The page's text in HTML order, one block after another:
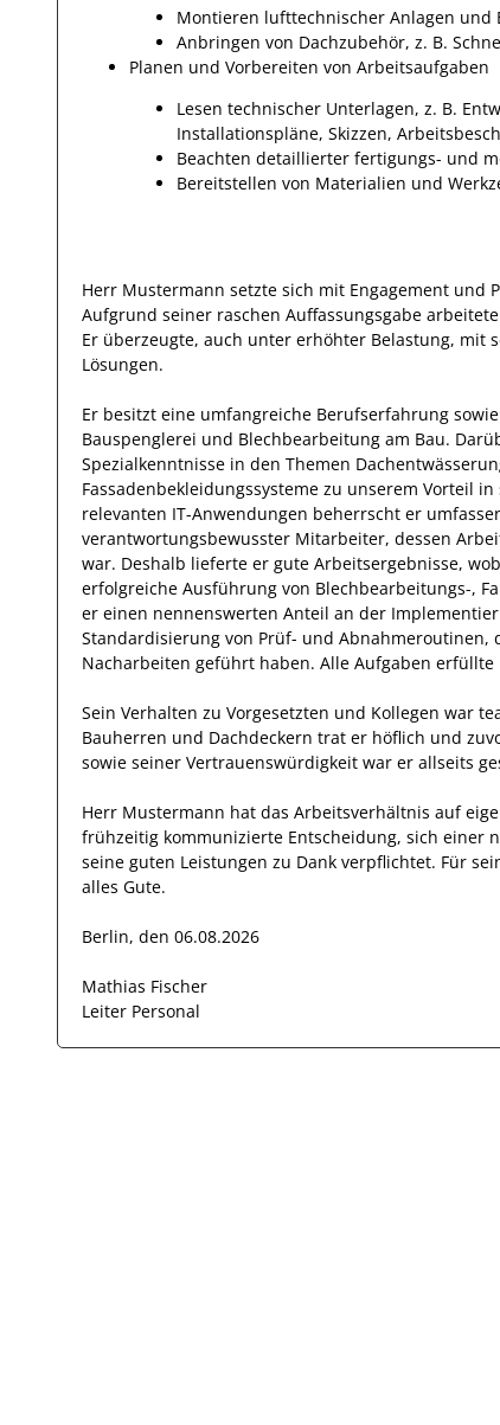
Montieren lufttechnischer Anlagen und
Anbringen von Dachzubehör, z. B.
Planen und Vorbereiten von Arbeitsaufgaben
Lesen technischer Unterlagen, z. B.
Installationspläne, Skizzen,
Beachten detaillierter fertigungs- und
Bereitstellen von Materialien und
Herr Mustermann setzte sich mit Engagement und
Aufgrund seiner raschen Auffassungsgabe arbeitete
Er überzeugte, auch unter erhöhter Belastung, mit
Lösungen.
Er besitzt eine umfangreiche Berufserfahrung
Bauspenglerei und Blechbearbeitung am Bau.
Spezialkenntnisse in den Themen
Fassadenbekleidungssysteme zu unserem Vorteil in
relevanten IT-Anwendungen beherrscht er
verantwortungsbewusster Mitarbeiter, dessen
war. Deshalb lieferte er gute Arbeitsergebnisse,
erfolgreiche Ausführung von Blechbearbeitungs-,
er einen nennenswerten Anteil an der
Standardisierung von Prüf- und
Nacharbeiten geführt haben. Alle Aufgaben erfüllte
Sein Verhalten zu Vorgesetzten und Kollegen war
Bauherren und Dachdeckern trat er höflich und
sowie seiner Vertrauenswürdigkeit war er allseits
Herr Mustermann hat das Arbeitsverhältnis auf
frühzeitig kommunizierte Entscheidung, sich einer
seine guten Leistungen zu Dank verpflichtet. Für
alles Gute.
Berlin, den 06.08.2026
Mathias Fischer
Leiter Personal